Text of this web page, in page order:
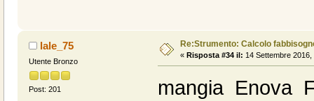
lale_75
Utente Bronzo
Post: 201
Re:Strumento: Calcolo
« Risposta #34 il: 14 Settembre 2016,
mangia Enova